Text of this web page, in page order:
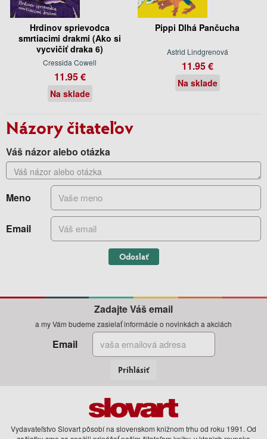
Hrdinov sprievodca
smrtiacimi drakmi (Ako si
vycvičiť draka 6)
Cressida Cowell
11.95 €
Na sklade
Pippi Dlhá Pančucha
Astrid Lindgrenová
11.95 €
Na sklade
Názory čitateľov
Váš názor alebo otázka
Meno
Email
Odoslať
Zadajte Váš email
a my Vám budeme zasielať informácie o novinkách a akciách
Email
Prihlásiť
Vydavateľstvo Slovart pôsobí na slovenskom knižnom trhu od roku 1991. Od